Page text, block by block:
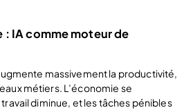
IA comme moteur de
massivement la productivité,
métiers. L’économie se
diminue, et les tâches pénibles